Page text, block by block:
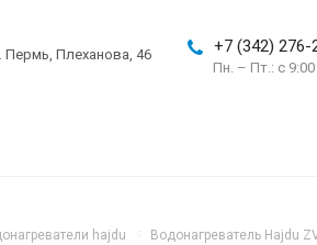
+7 (342) 276-
Пн. – Пт.: с
Пермь, Плеханова, 46
hajdu Водонагреватель Hajdu